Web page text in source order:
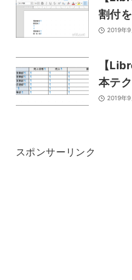
割付
2019年
【
本テ
2019年
スポンサーリンク